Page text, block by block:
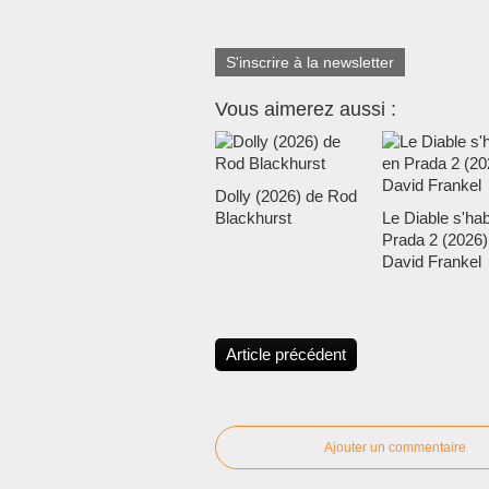
S'inscrire à la newsletter
Vous aimerez aussi :
Dolly (2026) de Rod
Blackhurst
Le Diable
Prada 2
David Frankel
Article précédent
Ajouter un commentaire